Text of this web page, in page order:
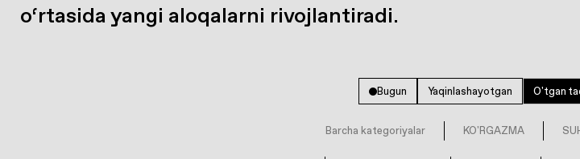
o‘rtasida yangi aloqalarni rivojlantiradi.
Bugun Yaqinlashayotgan O'tgan
Barcha kategoriyalar KO'RGAZMA